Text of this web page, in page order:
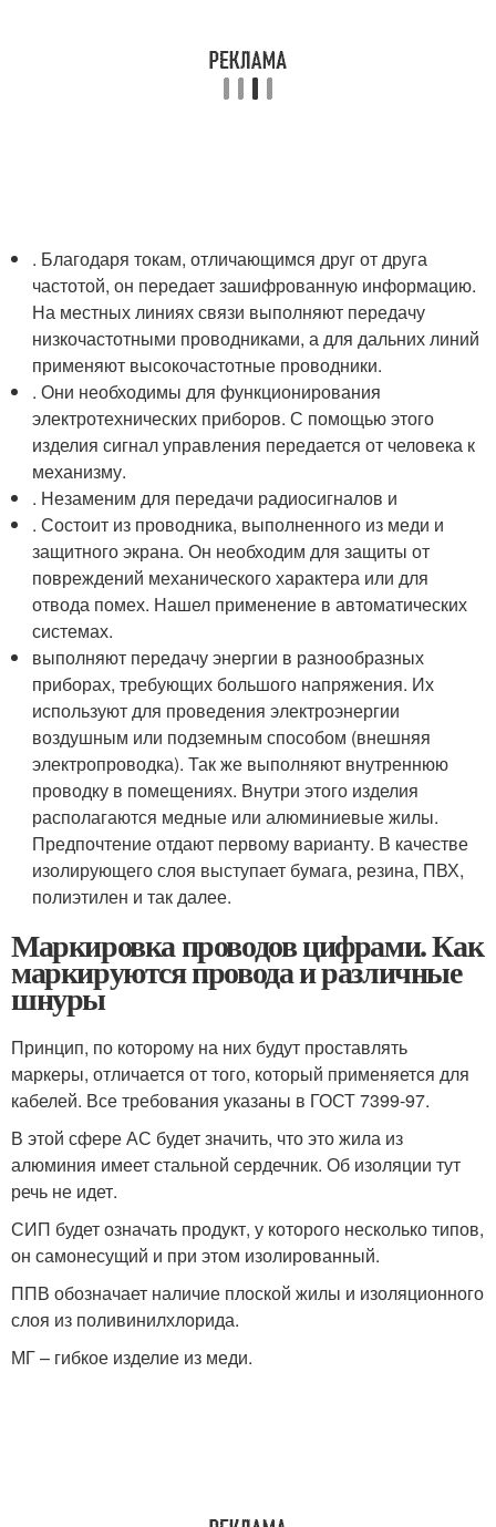
. Благодаря токам, отличающимся друг от друга
частотой, он передает зашифрованную информацию.
На местных линиях связи выполняют передачу
низкочастотными проводниками, а для дальних линий
применяют высокочастотные проводники.
. Они необходимы для функционирования
электротехнических приборов. С помощью этого
изделия сигнал управления передается от человека к
механизму.
. Незаменим для передачи радиосигналов и
. Состоит из проводника, выполненного из меди и
защитного экрана. Он необходим для защиты от
повреждений механического характера или для
отвода помех. Нашел применение в автоматических
системах.
выполняют передачу энергии в разнообразных
приборах, требующих большого напряжения. Их
используют для проведения электроэнергии
воздушным или подземным способом (внешняя
электропроводка). Так же выполняют внутреннюю
проводку в помещениях. Внутри этого изделия
располагаются медные или алюминиевые жилы.
Предпочтение отдают первому варианту. В качестве
изолирующего слоя выступает бумага, резина, ПВХ,
полиэтилен и так далее.
Маркировка проводов цифрами. Как
маркируются провода и различные
шнуры
Принцип, по которому на них будут проставлять
маркеры, отличается от того, который применяется для
кабелей. Все требования указаны в ГОСТ 7399-97.
В этой сфере АС будет значить, что это жила из
алюминия имеет стальной сердечник. Об изоляции тут
речь не идет.
СИП будет означать продукт, у которого несколько типов,
он самонесущий и при этом изолированный.
ППВ обозначает наличие плоской жилы и изоляционного
слоя из поливинилхлорида.
МГ – гибкое изделие из меди.